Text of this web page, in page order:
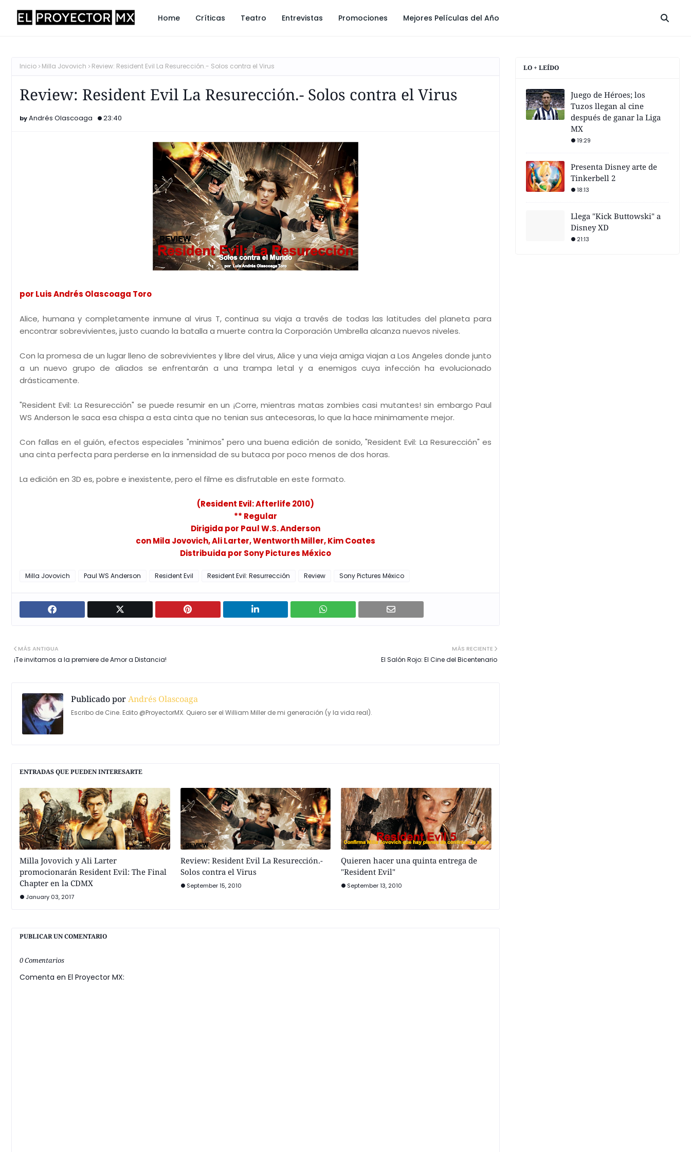
Home Críticas Teatro Entrevistas Promociones Mejores Películas del Año
Inicio Milla Jovovich Review: Resident Evil La Resurección.- Solos contra el Virus
Review: Resident Evil La Resurección.- Solos contra el Virus
Andrés Olascoaga 23:40
por Luis Andrés Olascoaga Toro
Alice, humana y completamente inmune al virus T, continua su viaja a través de todas las latitudes del planeta para
encontrar sobrevivientes, justo cuando la batalla a muerte contra la Corporación Umbrella alcanza nuevos niveles.
Con la promesa de un lugar lleno de sobrevivientes y libre del virus, Alice y una vieja amiga viajan a Los Angeles donde junto
a un nuevo grupo de aliados se enfrentarán a una trampa letal y a enemigos cuya infección ha evolucionado
drásticamente.
"Resident Evil: La Resurección" se puede resumir en un ¡Corre, mientras matas zombies casi mutantes! sin embargo Paul
WS Anderson le saca esa chispa a esta cinta que no tenian sus antecesoras, lo que la hace minimamente mejor.
Con fallas en el guión, efectos especiales "minimos" pero una buena edición de sonido, "Resident Evil: La Resurección" es
una cinta perfecta para perderse en la inmensidad de su butaca por poco menos de dos horas.
La edición en 3D es, pobre e inexistente, pero el filme es disfrutable en este formato.
(Resident Evil: Afterlife 2010)
** Regular
Dirigida por Paul W.S. Anderson
con Mila Jovovich, Ali Larter, Wentworth Miller, Kim Coates
Distribuida por Sony Pictures México
Milla Jovovich Paul WS Anderson Resident Evil Resident Evil: Resurrección Review Sony Pictures México
MÁS RECIENTE
El Salón Rojo: El Cine del Bicentenario
MÁS ANTIGUA
¡Te invitamos a la premiere de Amor a Distancia!
Publicado porAndrés Olascoaga
Escribo de Cine. Edito @ProyectorMX. Quiero ser el William Miller de mi generación (y la vida real).
ENTRADAS QUE PUEDEN INTERESARTE
Milla Jovovich y Ali Larter
promocionarán Resident Evil: The Final
Chapter en la CDMX
January 03, 2017
Review: Resident Evil La Resurección.-
Solos contra el Virus
September 15, 2010
Quieren hacer una quinta entrega de
"Resident Evil"
September 13, 2010
PUBLICAR UN COMENTARIO
0 Comentarios
Comenta en El Proyector MX:
LO + LEÍDO
Juego de Héroes; los
Tuzos llegan al cine
después de ganar la Liga
MX
19:29
Presenta Disney arte de
Tinkerbell 2
18:13
Llega "Kick Buttowski" a
Disney XD
21:13